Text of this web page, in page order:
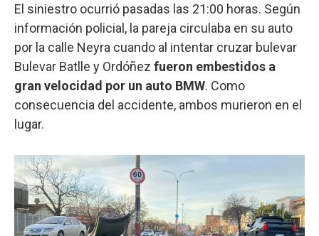
El siniestro ocurrió pasadas las 21:00 horas. Según
información policial, la pareja circulaba en su auto
por la calle Neyra cuando al intentar cruzar bulevar
Bulevar Batlle y Ordóñez fueron embestidos a
gran velocidad por un auto BMW. Como
consecuencia del accidente, ambos murieron en el
lugar.